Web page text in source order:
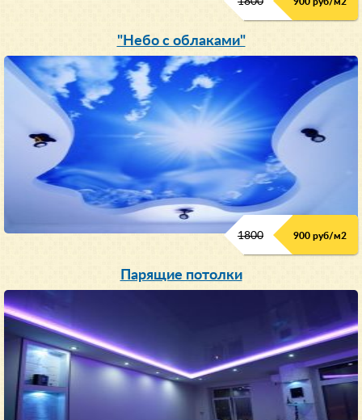
900 руб/м2
"Небо с облаками"
1800 900 руб/м2
Парящие потолки